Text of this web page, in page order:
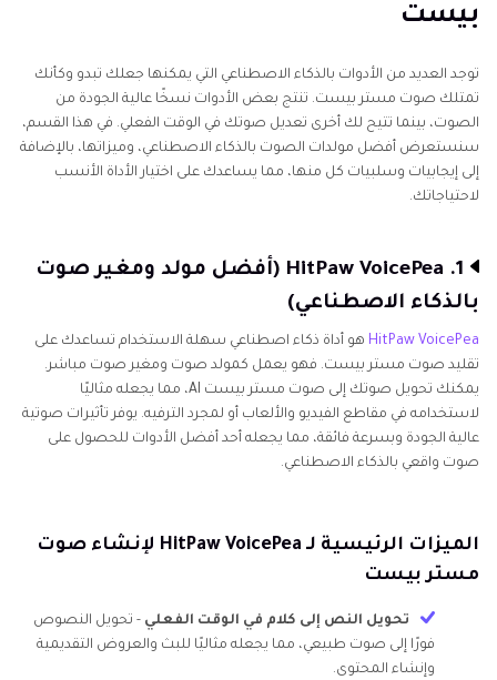
بيست
توجد العديد من الأدوات بالذكاء الاصطناعي التي يمكنها جعلك تبدو وكأنك
تمتلك صوت مستر بيست. تنتج بعض الأدوات نسخًا عالية الجودة من
الصوت، بينما تتيح لك أخرى تعديل صوتك في الوقت الفعلي. في هذا القسم،
سنستعرض أفضل مولدات الصوت بالذكاء الاصطناعي، وميزاتها، بالإضافة
إلى إيجابيات وسلبيات كل منها، مما يساعدك على اختيار الأداة الأنسب
لاحتياجاتك.
1. HitPaw VoicePea (أفضل مولد ومغير صوت
بالذكاء الاصطناعي)
HitPaw VoicePea هو أداة ذكاء اصطناعي سهلة الاستخدام تساعدك على
تقليد صوت مستر بيست. فهو يعمل كمولد صوت ومغير صوت مباشر.
يمكنك تحويل صوتك إلى صوت مستر بيست AI، مما يجعله مثاليًا
لاستخدامه في مقاطع الفيديو والألعاب أو لمجرد الترفيه. يوفر تأثيرات صوتية
عالية الجودة وبسرعة فائقة، مما يجعله أحد أفضل الأدوات للحصول على
صوت واقعي بالذكاء الاصطناعي.
الميزات الرئيسية لـ HitPaw VoicePea لإنشاء صوت
مستر بيست
تحويل النص إلى كلام في الوقت الفعلي - تحويل النصوص
فورًا إلى صوت طبيعي، مما يجعله مثاليًا للبث والعروض التقديمية
وإنشاء المحتوى.